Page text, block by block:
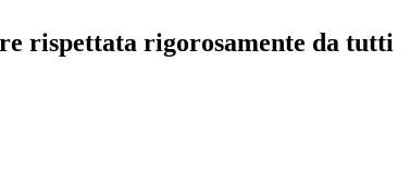
rispettata rigorosamente da tutti